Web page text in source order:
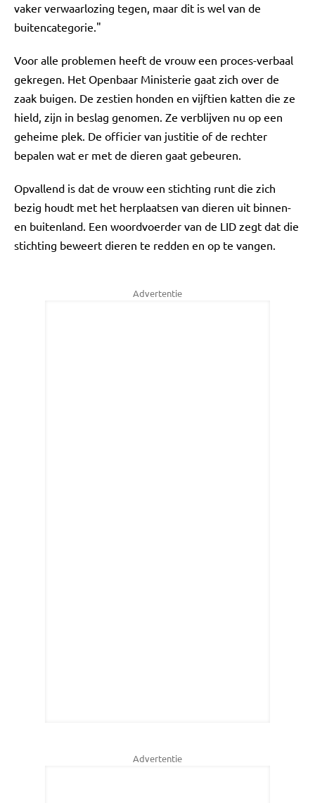
vaker verwaarlozing tegen, maar dit is wel van de
buitencategorie."
Voor alle problemen heeft de vrouw een proces-verbaal
gekregen. Het Openbaar Ministerie gaat zich over de
zaak buigen. De zestien honden en vijftien katten die ze
hield, zijn in beslag genomen. Ze verblijven nu op een
geheime plek. De officier van justitie of de rechter
bepalen wat er met de dieren gaat gebeuren.
Opvallend is dat de vrouw een stichting runt die zich
bezig houdt met het herplaatsen van dieren uit binnen-
en buitenland. Een woordvoerder van de LID zegt dat die
stichting beweert dieren te redden en op te vangen.
Advertentie
Advertentie